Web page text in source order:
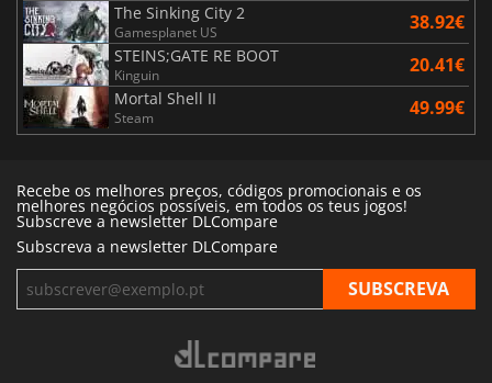
The Sinking City 2
Gamesplanet US 38.92€
STEINS;GATE RE BOOT
Kinguin 20.41€
Mortal Shell II
Steam 49.99€
Recebe os melhores preços, códigos promocionais e os
melhores negócios possíveis, em todos os teus jogos!
Subscreve a newsletter DLCompare
Subscreva a newsletter DLCompare